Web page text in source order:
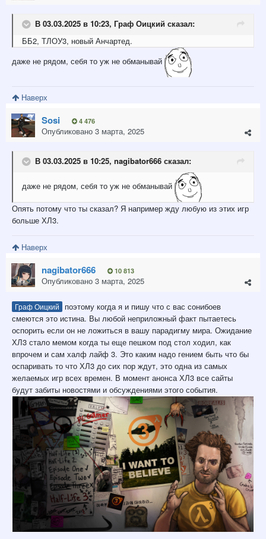
В 03.03.2025 в 10:23, Граф Оицкий сказал:
ББ2, ТЛОУ3, новый Анчартед.
даже не рядом, себя то уж не обманывай
Наверх
Sosi 4 476
Опубликовано 3 марта, 2025
В 03.03.2025 в 10:25, nagibator666 сказал:
даже не рядом, себя то уж не обманывай
Опять потому что ты сказал? Я например жду любую из этих игр
больше ХЛ3.
Наверх
nagibator666 10 813
Опубликовано 3 марта, 2025
Граф Оицкий
поэтому когда я и пишу что с вас сонибоев
смеются это истина. Вы любой неприложный факт пытаетесь
оспорить если он не ложиться в вашу парадигму мира. Ожидание
ХЛ3 стало мемом когда ты еще пешком под стол ходил, как
впрочем и сам халф лайф 3. Это каким надо гением быть что бы
оспаривать то что ХЛ3 до сих пор ждут, это одна из самых
желаемых игр всех времен. В момент анонса ХЛ3 все сайты
будут забиты новостями и обсуждениями этого события.